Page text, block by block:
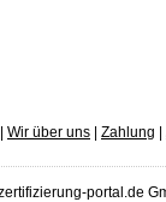
Wir über uns Zahlung
portal.de